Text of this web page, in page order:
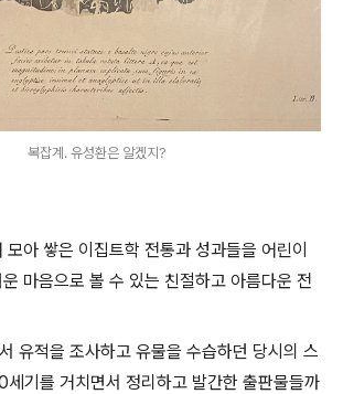
복잡계. 유성환은 알겠지?
아 쌓은 이집트학 전통과 성과들을 어린이
마음으로 볼 수 있는 친절하고 아름다운 전
유적을 조사하고 유물을 수습하던 당시의 스
기를 거치면서 정리하고 발간한 출판물들까